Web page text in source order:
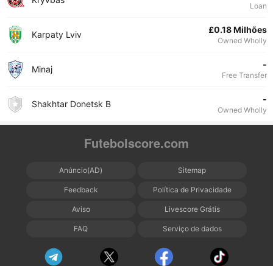
Loan
Karpaty Lviv £0.18 Milhões
Owned Wholly
Minaj -
Free Transfer
Shakhtar Donetsk B -
Owned Wholly
Futebolscore.com
Anúncio(AD) Sitemap
Feedback Política de Privacidade
Aviso Livescore Grátis
FAQ Serviço de dados